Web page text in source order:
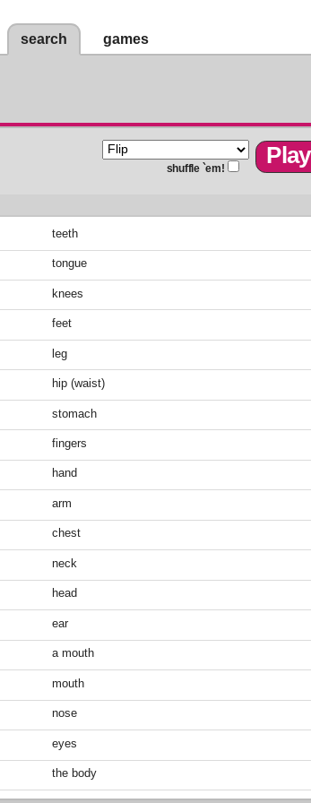
search games
shuffle `em!
teeth
tongue
knees
feet
leg
hip (waist)
stomach
fingers
hand
arm
chest
neck
head
ear
a mouth
mouth
nose
eyes
the body